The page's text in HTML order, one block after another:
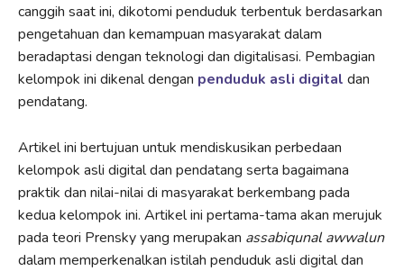
canggih saat ini, dikotomi penduduk terbentuk berdasarkan
pengetahuan dan kemampuan masyarakat dalam
beradaptasi dengan teknologi dan digitalisasi. Pembagian
kelompok ini dikenal dengan penduduk asli digital dan
pendatang.
Artikel ini bertujuan untuk mendiskusikan perbedaan
kelompok asli digital dan pendatang serta bagaimana
praktik dan nilai-nilai di masyarakat berkembang pada
kedua kelompok ini. Artikel ini pertama-tama akan merujuk
pada teori Prensky yang merupakan assabiqunal awwalun
dalam memperkenalkan istilah penduduk asli digital dan